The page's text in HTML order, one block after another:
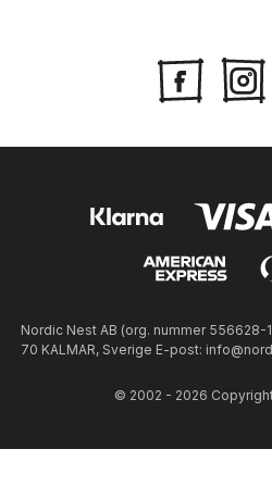
Nordic Nest AB (org. nummer
70 KALMAR, Sverige E-post:
© 2002 - 2026